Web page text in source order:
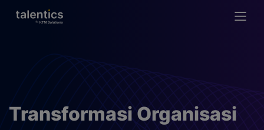
Transformasi Organisasi